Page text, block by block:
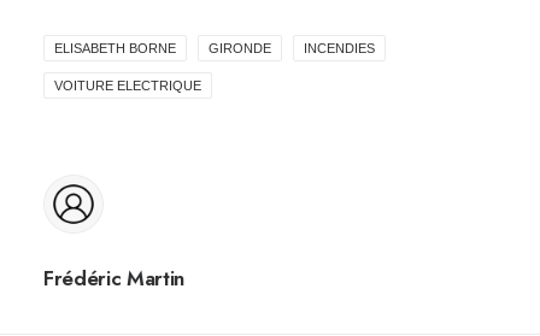
ELISABETH BORNE GIRONDE INCENDIES
VOITURE ELECTRIQUE
Frédéric Martin